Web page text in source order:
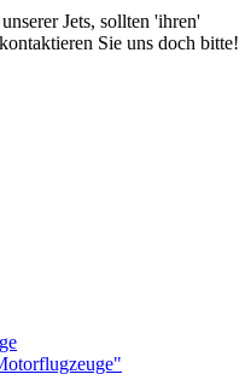
Jets, sollten 'ihren'
Sie uns doch bitte!